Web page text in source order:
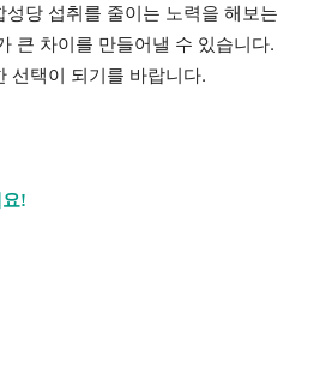
당 섭취를 줄이는 노력을 해보는
큰 차이를 만들어낼 수 있습니다.
선택이 되기를 바랍니다.
!